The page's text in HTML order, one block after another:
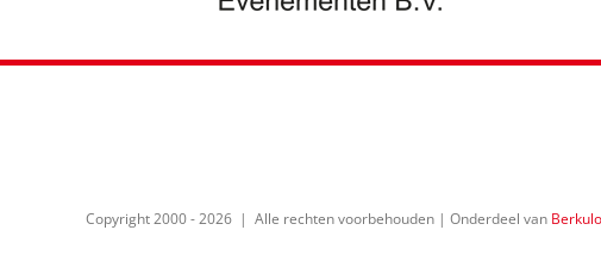
Copyright 2000 -2026 | Alle rechten voorbehouden | Onderdeel van